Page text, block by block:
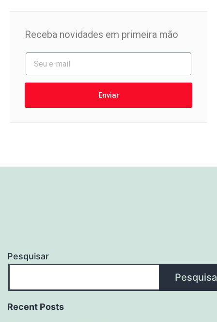
Receba novidades em primeira mão
Enviar
Pesquisar
Recent Posts